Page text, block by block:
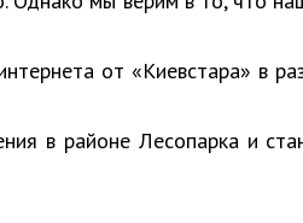
от «Киевстара» в
в районе Лесопарка и